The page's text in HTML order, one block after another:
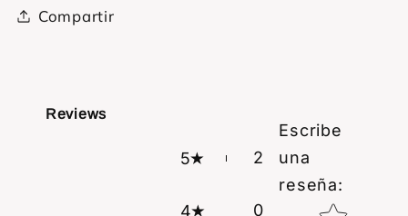
Compartir
Reviews
5 2
4 0
Escribe
una
reseña:
Star rating